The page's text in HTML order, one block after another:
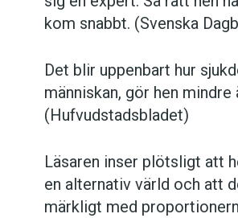
kom snabbt. (Svenska
Det blir uppenbart hur
männi­skan, gör hen mindre
(Hufvudstadsbladet)
Läsaren inser plötsligt att
en alternativ värld och att
märkligt med